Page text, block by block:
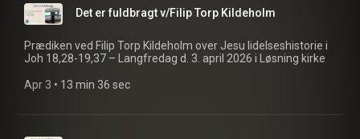
Det er fuldbragt v/Filip Torp Kildeholm
Prædiken ved Filip Torp Kildeholm over Jesu lidelseshistorie i
Joh 18,28-19,37 – Langfredag d. 3. april 2026 i Løsning kirke
Apr 3 • 13 min 36 sec